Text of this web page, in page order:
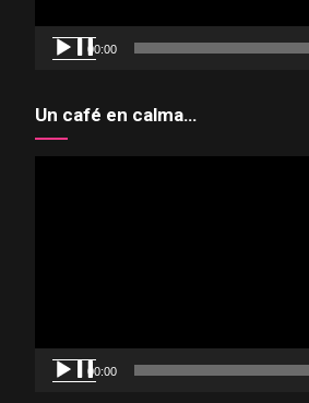
00:00
Un café en calma…
00:00